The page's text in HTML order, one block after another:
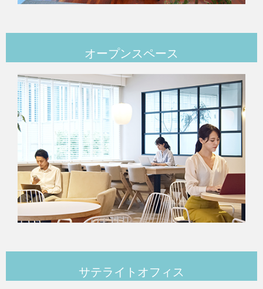
オープンスペース
サテライトオフィス